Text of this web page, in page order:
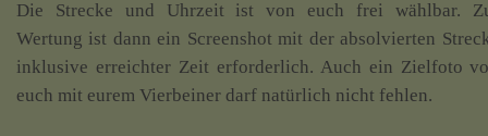
Die Strecke und Uhrzeit ist von euch frei wählbar.
Wertung ist dann ein Screenshot mit der absolvierten
inklusive erreichter Zeit erforderlich. Auch ein Zielfoto
euch mit eurem Vierbeiner darf natürlich nicht fehlen.